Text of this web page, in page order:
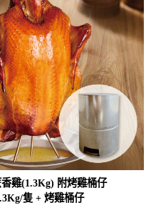
雞(1.3Kg) 附烤雞桶仔
隻 + 烤雞桶仔